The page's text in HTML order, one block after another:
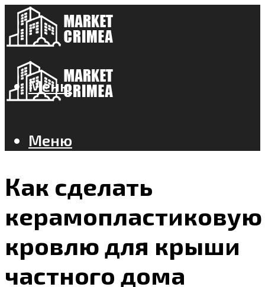
Меню
Меню
Как сделать
керамопластиковую
кровлю для крыши
частного дома